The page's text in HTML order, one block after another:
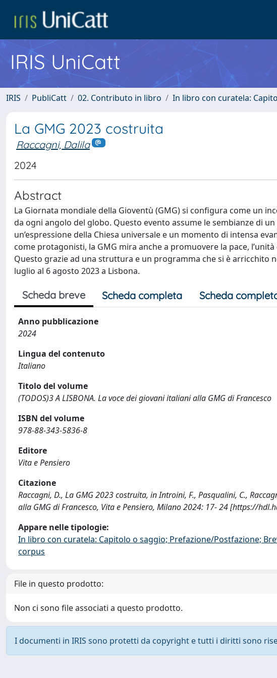
IRIS UniCatt
IRIS PubliCatt 02. Contributo in libro In libro con curatela:
La GMG 2023 costruita
Raccagni, Dalila
2024
Abstract
La Giornata mondiale della Gioventù (GMG) si configura come un
da ogni angolo del globo. Questo evento assume le sembianze di
un’espressione della Chiesa universale e un momento di intensa
come protagonisti, la GMG mira anche a promuovere la pace,
Questo grazie ad una struttura e un programma che si è arricchito
luglio al 6 agosto 2023 a Lisbona.
Scheda breve Scheda completa Scheda
Anno pubblicazione
2024
Lingua del contenuto
Italiano
Titolo del volume
(TODOS)3 A LISBONA. La voce dei giovani italiani alla GMG di Francesco
ISBN del volume
978-88-343-5836-8
Editore
Vita e Pensiero
Citazione
Raccagni, D., La GMG 2023 costruita, in Introini, F., Pasqualini, C.,
alla GMG di Francesco, Vita e Pensiero, Milano 2024: 17- 24 [https://
Appare nelle tipologie:
In libro con curatela: Capitolo o saggio; Prefazione/Postfazione;
corpus
File in questo prodotto:
Non ci sono file associati a questo prodotto.
I documenti in IRIS sono protetti da copyright e tutti i diritti sono